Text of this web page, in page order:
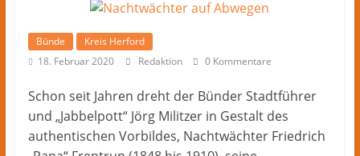
Kultur
aus
und
dem
Kreis
Bünde
Kreis Herford
18. Februar 2020
Redaktion 0 Kommentare
Schon seit Jahren dreht der Bünder Stadtführer
und „Jabbelpott“ Jörg Militzer in Gestalt des
authentischen Vorbildes, Nachtwächter Friedrich